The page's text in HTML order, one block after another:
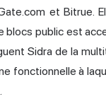
et Bitrue.
public est
Sidra de la
fonctionnelle à